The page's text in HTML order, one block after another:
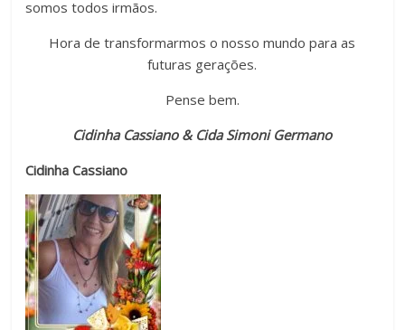
somos todos irmãos.
Hora de transformarmos o nosso mundo para as
futuras gerações.
Pense bem.
Cidinha Cassiano & Cida Simoni Germano
Cidinha Cassiano